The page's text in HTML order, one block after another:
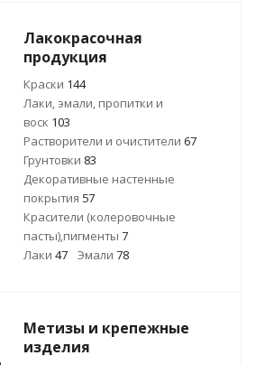
Лакокрасочная
продукция
Краски 144
Лаки, эмали, пропитки и
воск 103
Растворители и очистители 67
Грунтовки 83
Декоративные настенные
покрытия 57
Красители (колеровочные
пасты),пигменты 7
Лаки 47 Эмали 78
Метизы и крепежные
изделия